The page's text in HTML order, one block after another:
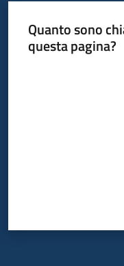
Quanto sono
questa pagina?